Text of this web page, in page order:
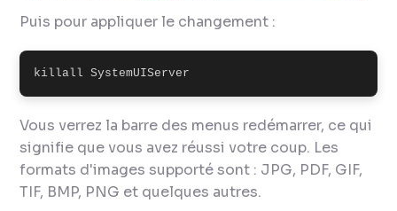
Puis pour appliquer le changement :
killall SystemUIServer
Vous verrez la barre des menus redémarrer, ce qui
signifie que vous avez réussi votre coup. Les
formats d'images supporté sont : JPG, PDF, GIF,
TIF, BMP, PNG et quelques autres.